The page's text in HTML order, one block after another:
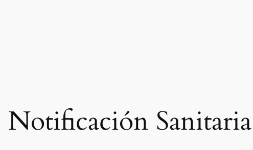
Notificación